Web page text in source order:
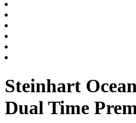
Steinhart
Dual Time